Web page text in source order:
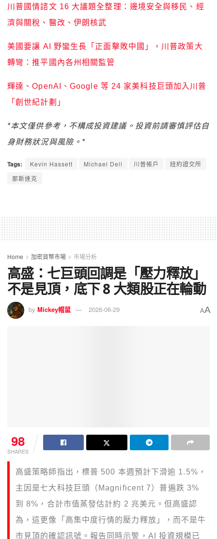
川普國情諮文 16 大議題全整理：邊境安全與移民、經
濟與關稅、醫改、伊朗核武
美國要讓 AI 野蠻生長「正面擊敗中國」，川普政策大
轉彎：推平國內各州相關監管
輝達、OpenAI、Google 等 24 家美科技巨頭加入川普
「創世紀計劃」
*本文僅供參考，不構成投資建議。投資前請審慎評估自
身財務狀況與風險。*
Tags: Kevin Hassett Michael Dell 川普帳戶
紐約證交所
那斯達克
Home 加密貨幣市場 市場分析
高盛：七巨頭回調是「壓力釋放」
不是見頂，底下 8 大類股正在輪動
by Mickey帽鼠 2026-06-29 AA
98
SHARES
高盛策略師指出，標普 500 本週預計下滑逾 1.5%，
主因是七大科技巨頭（Magnificent 7）普遍跌 3%
到 8%，合計市值蒸發估計約 2 兆美元。但高盛認
為，這更像「高集中度行情的壓力釋放」，而不是牛
市見頂的確認訊號。報告同時示警，AI 投資規模已